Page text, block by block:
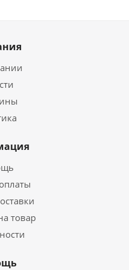
товар